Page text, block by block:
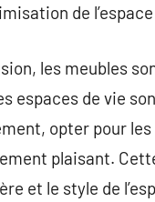
de
les meubles
espaces de vie
opter pour
plaisant.
et le style de